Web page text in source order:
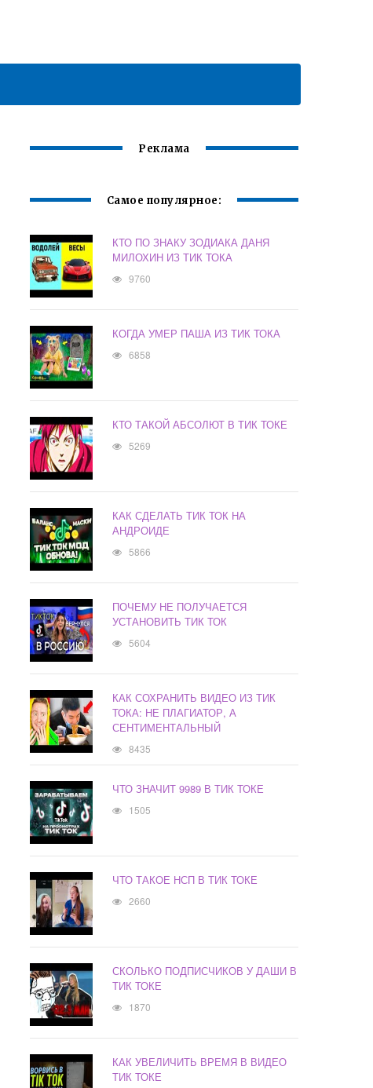
Реклама
Самое популярное:
КТО ПО ЗНАКУ ЗОДИАКА ДАНЯ
МИЛОХИН ИЗ ТИК ТОКА
9760
КОГДА УМЕР ПАША ИЗ ТИК ТОКА
6858
КТО ТАКОЙ АБСОЛЮТ В ТИК ТОКЕ
5269
КАК СДЕЛАТЬ ТИК ТОК НА
АНДРОИДЕ
5866
ПОЧЕМУ НЕ ПОЛУЧАЕТСЯ
УСТАНОВИТЬ ТИК ТОК
5604
КАК СОХРАНИТЬ ВИДЕО ИЗ ТИК
ТОКА: НЕ ПЛАГИАТОР, А
СЕНТИМЕНТАЛЬНЫЙ
8435
ЧТО ЗНАЧИТ 9989 В ТИК ТОКЕ
1505
ЧТО ТАКОЕ НСП В ТИК ТОКЕ
2660
СКОЛЬКО ПОДПИСЧИКОВ У ДАШИ В
ТИК ТОКЕ
1870
КАК УВЕЛИЧИТЬ ВРЕМЯ В ВИДЕО
ТИК ТОКЕ